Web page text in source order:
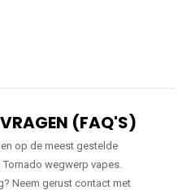
VRAGEN (FAQ'S)
op de meest gestelde
wegwerp vapes.
Neem gerust contact met